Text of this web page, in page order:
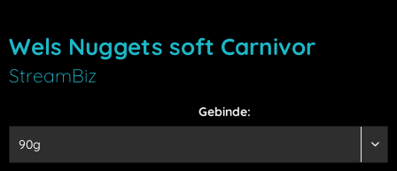
Wels Nuggets soft Carnivor
StreamBiz
Gebinde: